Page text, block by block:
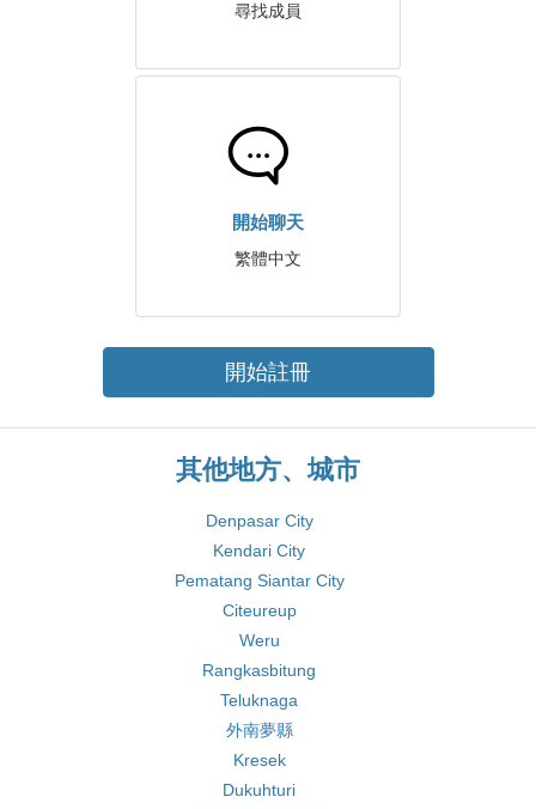
尋找成員
開始聊天
繁體中文
開始註冊
其他地方、城市
Denpasar City
Kendari City
Pematang Siantar City
Citeureup
Weru
Rangkasbitung
Teluknaga
外南夢縣
Kresek
Dukuhturi